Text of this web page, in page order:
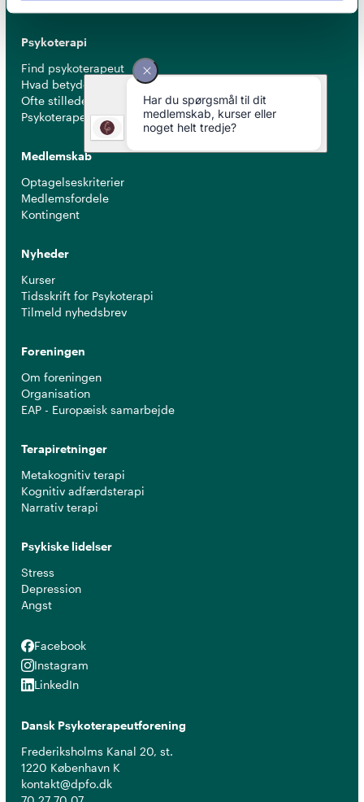
Psykoterapi
Find psykoterapeut
Hvad betyder titlen 'psykoterapeut MPF' ?
Ofte stillede spørgsmål
Psykoterapeuter nær dig
Medlemskab
Optagelseskriterier
Medlemsfordele
Kontingent
Nyheder
Kurser
Tidsskrift for Psykoterapi
Tilmeld nyhedsbrev
Foreningen
Om foreningen
Organisation
EAP - Europæisk samarbejde
Terapiretninger
Metakognitiv terapi
Kognitiv adfærdsterapi
Narrativ terapi
Psykiske lidelser
Stress
Depression
Angst
Facebook
Facebook
Instagram
Instagram
LinkedIn
LinkedIn
Dansk Psykoterapeutforening
Frederiksholms Kanal 20, st.
1220 København K
kontakt@dpfo.dk